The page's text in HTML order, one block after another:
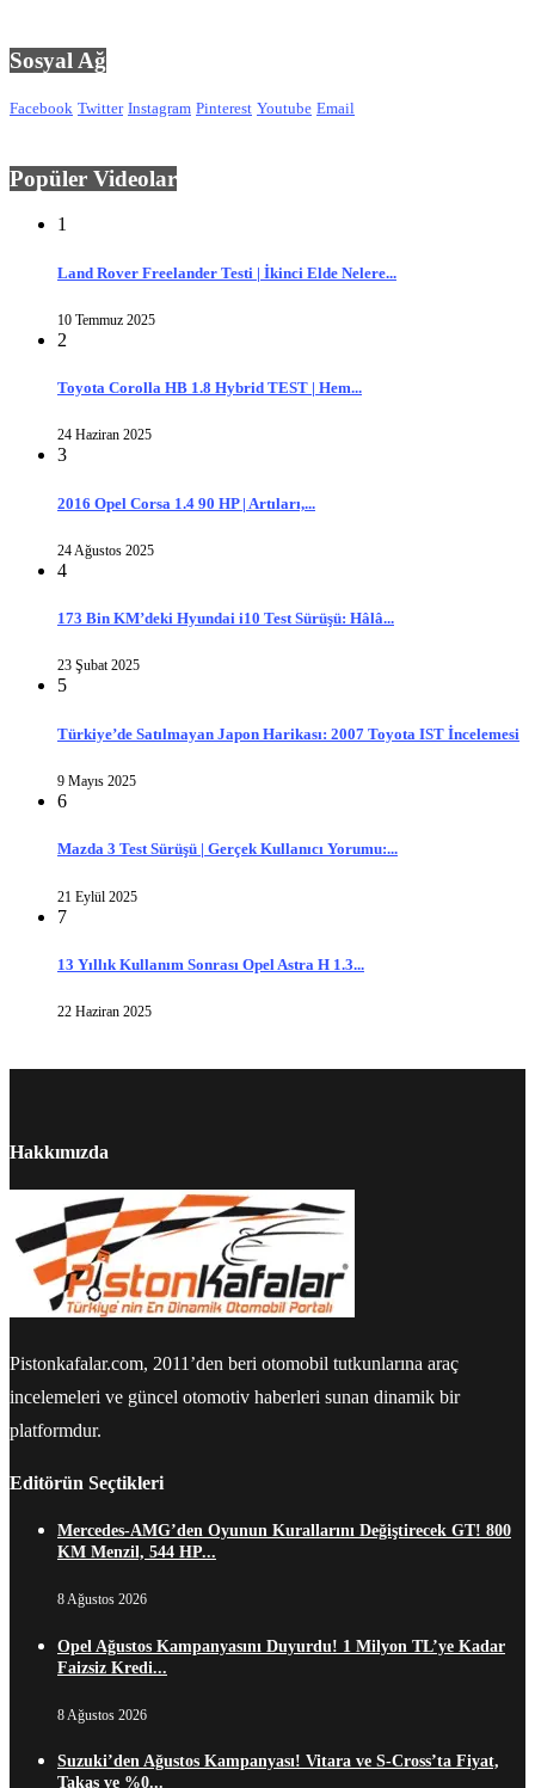
Sosyal Ağ
Facebook Twitter Instagram Pinterest Youtube Email
Popüler Videolar
1
Land Rover Freelander Testi | İkinci Elde Nelere...
10 Temmuz 2025
2
Toyota Corolla HB 1.8 Hybrid TEST | Hem...
24 Haziran 2025
3
2016 Opel Corsa 1.4 90 HP | Artıları,...
24 Ağustos 2025
4
173 Bin KM’deki Hyundai i10 Test Sürüşü: Hâlâ...
23 Şubat 2025
5
Türkiye’de Satılmayan Japon Harikası: 2007 Toyota IST İncelemesi
9 Mayıs 2025
6
Mazda 3 Test Sürüşü | Gerçek Kullanıcı Yorumu:...
21 Eylül 2025
7
13 Yıllık Kullanım Sonrası Opel Astra H 1.3...
22 Haziran 2025
Hakkımızda
Pistonkafalar.com, 2011’den beri otomobil tutkunlarına araç
incelemeleri ve güncel otomotiv haberleri sunan dinamik bir
platformdur.
Editörün Seçtikleri
Mercedes-AMG’den Oyunun Kurallarını Değiştirecek GT! 800
KM Menzil, 544 HP...
8 Ağustos 2026
Opel Ağustos Kampanyasını Duyurdu! 1 Milyon TL’ye Kadar
Faizsiz Kredi...
8 Ağustos 2026
Suzuki’den Ağustos Kampanyası! Vitara ve S-Cross’ta Fiyat,
Takas ve %0...